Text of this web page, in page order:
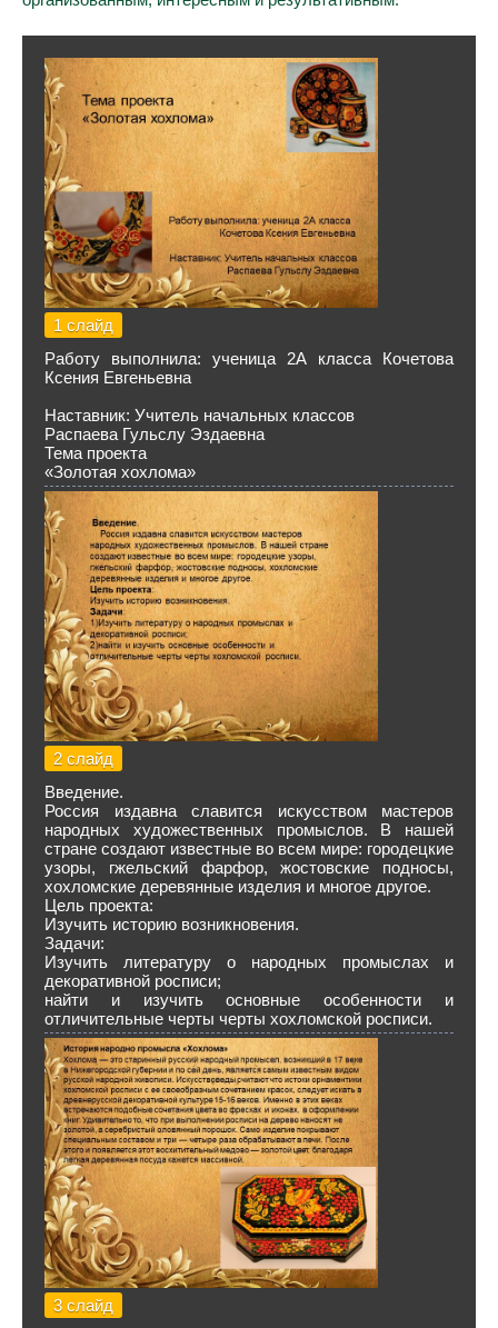
1 слайд
Работу выполнила: ученица 2А класса Кочетова
Ксения Евгеньевна
Наставник: Учитель начальных классов
Распаева Гульслу Эздаевна
Тема проекта
«Золотая хохлома»
2 слайд
Введение.
Россия издавна славится искусством мастеров
народных художественных промыслов. В нашей
стране создают известные во всем мире: городецкие
узоры, гжельский фарфор, жостовские подносы,
хохломские деревянные изделия и многое другое.
Цель проекта:
Изучить историю возникновения.
Задачи:
Изучить литературу о народных промыслах и
декоративной росписи;
найти и изучить основные особенности и
отличительные черты черты хохломской росписи.
3 слайд